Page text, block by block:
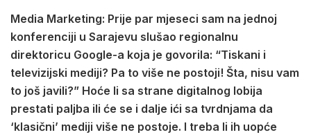
Media Marketing: Prije par mjeseci sam na jednoj
konferenciji u Sarajevu slušao regionalnu
direktoricu Google-a koja je govorila: “Tiskani i
televizijski mediji? Pa to više ne postoji! Šta, nisu vam
to još javili?” Hoće li sa strane digitalnog lobija
prestati paljba ili će se i dalje ići sa tvrdnjama da
‘klasični’ mediji više ne postoje. I treba li ih uopće